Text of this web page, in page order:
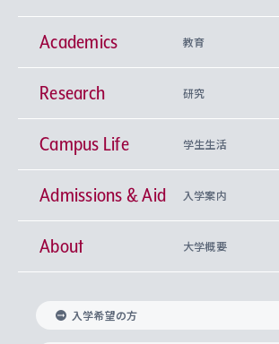
Academics 教育
学部
神学部
文学部
総合人間科学部
興味から学科を探す
上智大学の全学共通教育
基盤教育センター
キリスト教人間学
上智大学の語学教育
言語教育研究センター
上智大学のグローバル教育
Research 研究
研究所 等
キリスト教文化研究所
中世思想研究所
Sophia Open Research Weeks
産官学連携
知的財産
Campus Life 学生生活
学期区分と授業時間割
課外活動
課外教育プログラム
グローバルな学びのコミュニティ
Admissions & Aid 入学案内
上智大学で取得できる学位
入れの方針）
About 大学概要
理事長・学長メッセージ
入学希望の方